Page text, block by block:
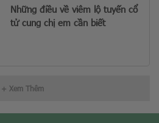
Những điều về viêm lộ tuyến cổ
tử cung chị em cần biết
+ Xem Thêm